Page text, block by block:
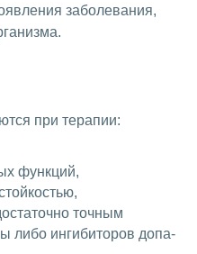
заболевания,
при терапии:
функций,
точным
либо ингибиторов допа-